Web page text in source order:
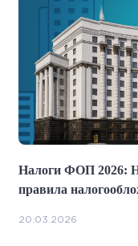
Налоги ФОП 2026:
правила
20.03.2026